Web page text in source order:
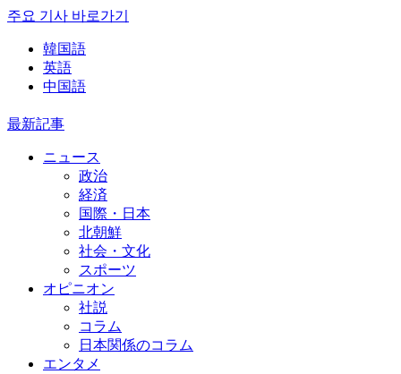
주요 기사 바로가기
韓国語
英語
中国語
最新記事
ニュース
政治
経済
国際・日本
北朝鮮
社会・文化
スポーツ
オピニオン
社説
コラム
日本関係のコラム
エンタメ